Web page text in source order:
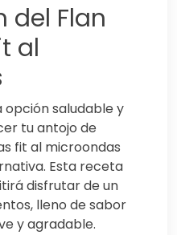
del Flan
al
opción saludable y
tu antojo de
fit al microondas
Esta receta
disfrutar de un
lleno de sabor
y agradable.